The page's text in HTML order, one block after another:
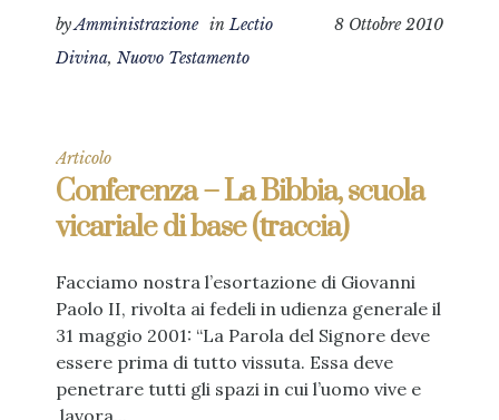
8 Ottobre 2010
byAmministrazione inLectio
Divina, Nuovo Testamento
Articolo
Conferenza – La Bibbia, scuola
vicariale di base (traccia)
Facciamo nostra l’esortazione di Giovanni
Paolo II, rivolta ai fedeli in udienza generale il
31 maggio 2001: “La Parola del Signore deve
essere prima di tutto vissuta. Essa deve
penetrare tutti gli spazi in cui l’uomo vive e
lavora...